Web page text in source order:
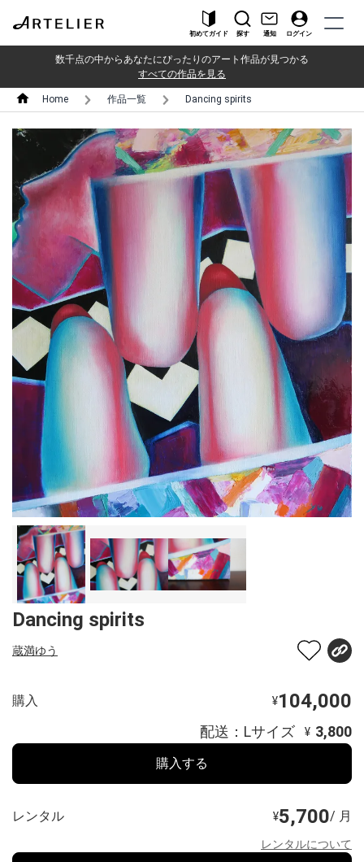
初めてガイド 探す 通知 ログイン
数千点の中からあなたにぴったりのアート作品が見つかる
すべての作品を見る
Home 作品一覧 Dancing spirits
Dancing spirits
蔵満ゆう
購入 ¥104,000
配送：Lサイズ ¥ 3,800
購入する
レンタル ¥5,700/ 月
レンタルについて